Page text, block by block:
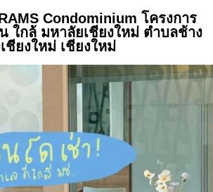
Condominium โครงการ
ใกล้ มหาลัยเชียงใหม่ ตำบลช้าง
ชียงใหม่ เชียงใหม่